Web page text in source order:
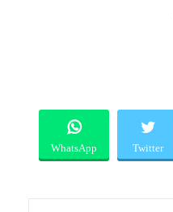
Twitter
WhatsApp